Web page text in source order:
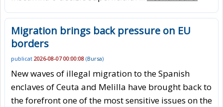
Migration brings back pressure on EU
borders
publicat 2026-08-07 00:00:08 (Bursa)
New waves of illegal migration to the Spanish
enclaves of Ceuta and Melilla have brought back to
the forefront one of the most sensitive issues on the